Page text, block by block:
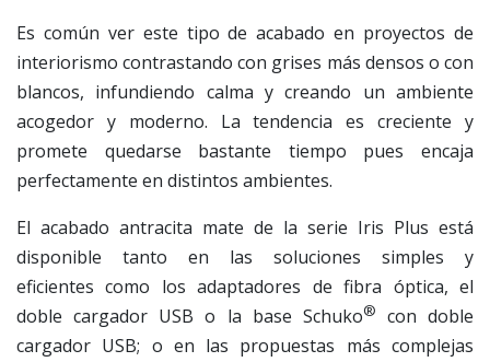
Es común ver este tipo de acabado en proyectos de
interiorismo contrastando con grises más densos o con
blancos, infundiendo calma y creando un ambiente
acogedor y moderno. La tendencia es creciente y
promete quedarse bastante tiempo pues encaja
perfectamente en distintos ambientes.
El acabado antracita mate de la serie Iris Plus está
disponible tanto en las soluciones simples y
eficientes como los adaptadores de fibra óptica, el
doble cargador USB o la base Schuko®
con doble
cargador USB; o en las propuestas más complejas